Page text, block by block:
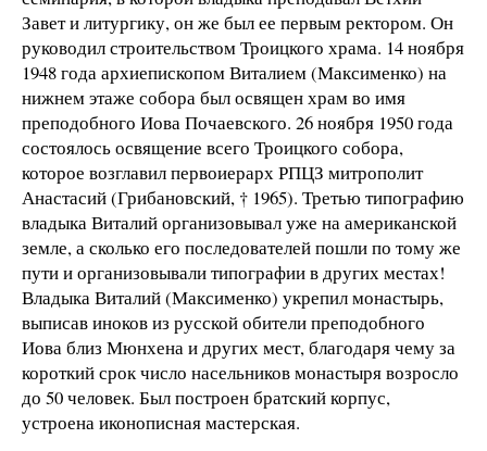
Завет и литургику, он же был ее первым ректором. Он
руководил строительством Троицкого храма. 14 ноября
1948 года архиепископом Виталием (Максименко) на
нижнем этаже собора был освящен храм во имя
преподобного Иова Почаевского. 26 ноября 1950 года
состоялось освящение всего Троицкого собора,
которое возглавил первоиерарх РПЦЗ митрополит
Анастасий (Грибановский, † 1965). Третью типографию
владыка Виталий организовывал уже на американской
земле, а сколько его последователей пошли по тому же
пути и организовывали типографии в других местах!
Владыка Виталий (Максименко) укрепил монастырь,
выписав иноков из русской обители преподобного
Иова близ Мюнхена и других мест, благодаря чему за
короткий срок число насельников монастыря возросло
до 50 человек. Был построен братский корпус,
устроена иконописная мастерская.